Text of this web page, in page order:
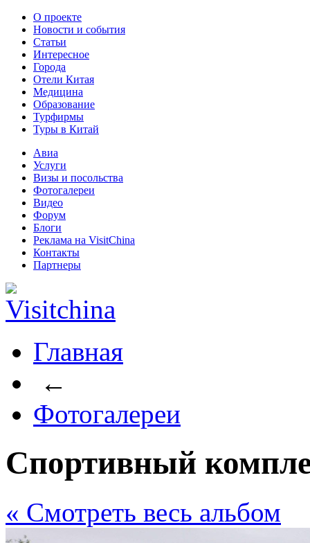
О проекте
Новости и события
Статьи
Интересное
Города
Отели Китая
Медицина
Образование
Турфирмы
Туры в Китай
Авиа
Услуги
Визы и посольства
Фотогалереи
Видео
Форум
Блоги
Реклама на VisitChina
Контакты
Партнеры
Главная
←
Фотогалереи
Спортивный
« Cмотреть весь альбом